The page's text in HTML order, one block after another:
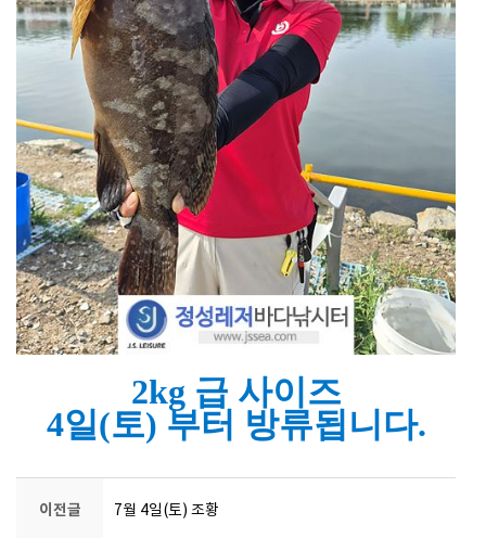
2kg 급 사이즈
4일(토) 부터 방류됩니다.
이전글 7월 4일(토) 조황